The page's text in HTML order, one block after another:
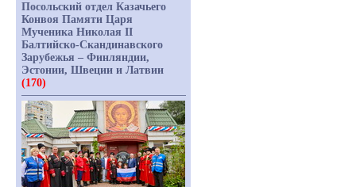
Посольский отдел Казачьего
Конвоя Памяти Царя
Мученика Николая II
Балтийско-Скандинавского
Зарубежья – Финляндии,
Эстонии, Швеции и Латвии
(170)